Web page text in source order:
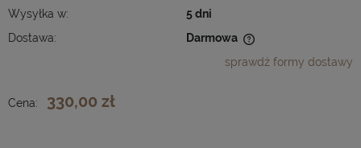
Wysyłka w:
5 dni
Dostawa:
Darmowa
sprawdź formy dostawy
Cena: 330,00 zł